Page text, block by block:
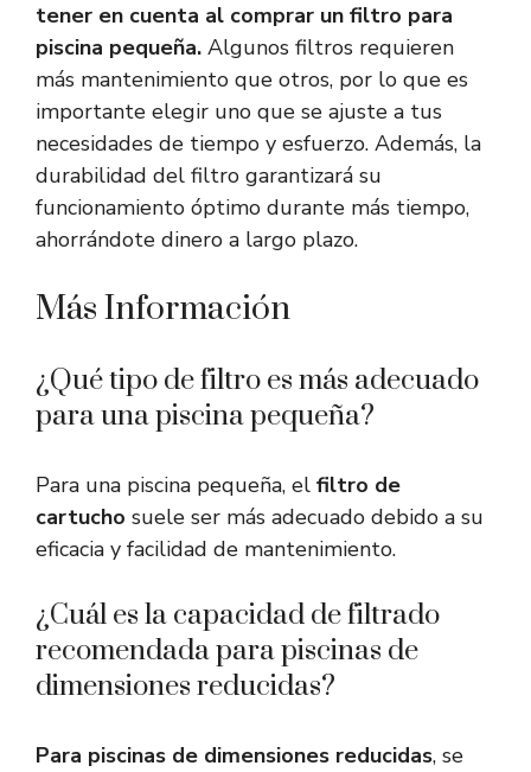
tener en cuenta al comprar un filtro para
piscina pequeña. Algunos filtros requieren
más mantenimiento que otros, por lo que es
importante elegir uno que se ajuste a tus
necesidades de tiempo y esfuerzo. Además, la
durabilidad del filtro garantizará su
funcionamiento óptimo durante más tiempo,
ahorrándote dinero a largo plazo.
Más Información
¿Qué tipo de filtro es más adecuado
para una piscina pequeña?
Para una piscina pequeña, el filtro de
cartucho suele ser más adecuado debido a su
eficacia y facilidad de mantenimiento.
¿Cuál es la capacidad de filtrado
recomendada para piscinas de
dimensiones reducidas?
Para piscinas de dimensiones reducidas, se